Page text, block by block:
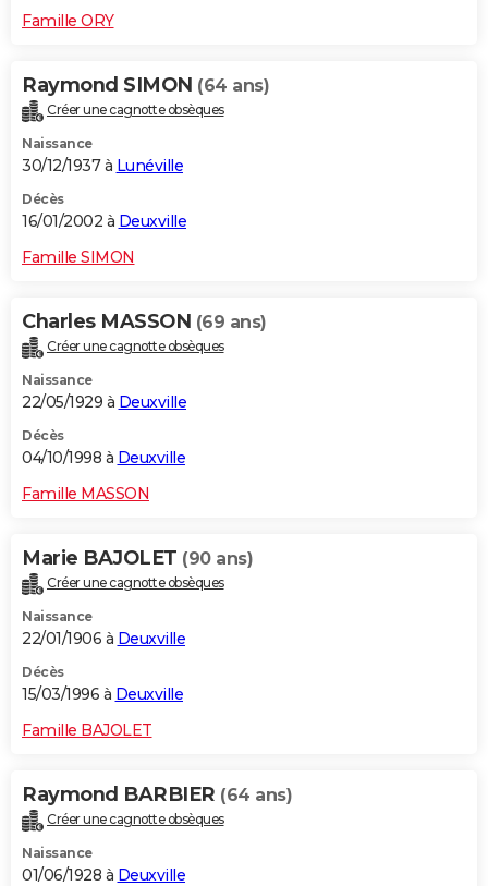
Famille ORY
Raymond SIMON (64 ans)
Créer une cagnotte obsèques
Naissance
30/12/1937 à Lunéville
Décès
16/01/2002 à Deuxville
Famille SIMON
Charles MASSON (69 ans)
Créer une cagnotte obsèques
Naissance
22/05/1929 à Deuxville
Décès
04/10/1998 à Deuxville
Famille MASSON
Marie BAJOLET (90 ans)
Créer une cagnotte obsèques
Naissance
22/01/1906 à Deuxville
Décès
15/03/1996 à Deuxville
Famille BAJOLET
Raymond BARBIER (64 ans)
Créer une cagnotte obsèques
Naissance
01/06/1928 à Deuxville